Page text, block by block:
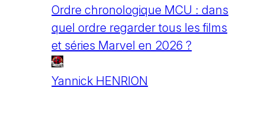
Ordre chronologique MCU : dans
quel ordre regarder tous les films
et séries Marvel en 2026 ?
Yannick HENRION